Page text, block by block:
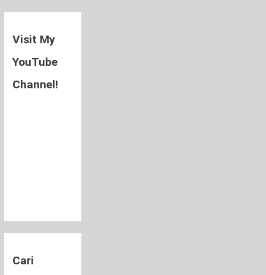
Visit My
YouTube
Channel!
Cari